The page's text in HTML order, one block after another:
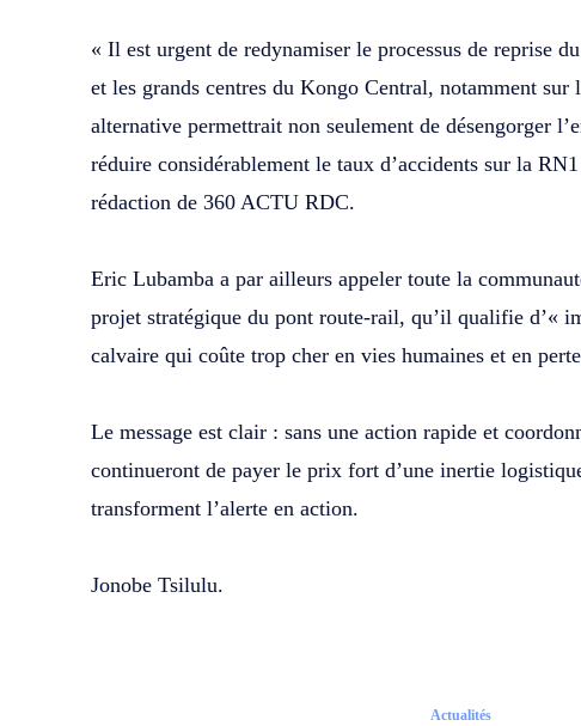
‎« Il est urgent de redynamiser le processus de reprise
et les grands centres du Kongo Central, notamment sur
alternative permettrait non seulement de désengorger
réduire considérablement le taux d’accidents sur la
rédaction de 360 ACTU RDC.
‎Eric Lubamba a par ailleurs appeler toute la
projet stratégique du pont route-rail, qu’il qualifie d’«
calvaire qui coûte trop cher en vies humaines et en
‎Le message est clair : sans une action rapide et
continueront de payer le prix fort d’une inertie
transforment l’alerte en action.
‎Jonobe Tsilulu.
Actualités